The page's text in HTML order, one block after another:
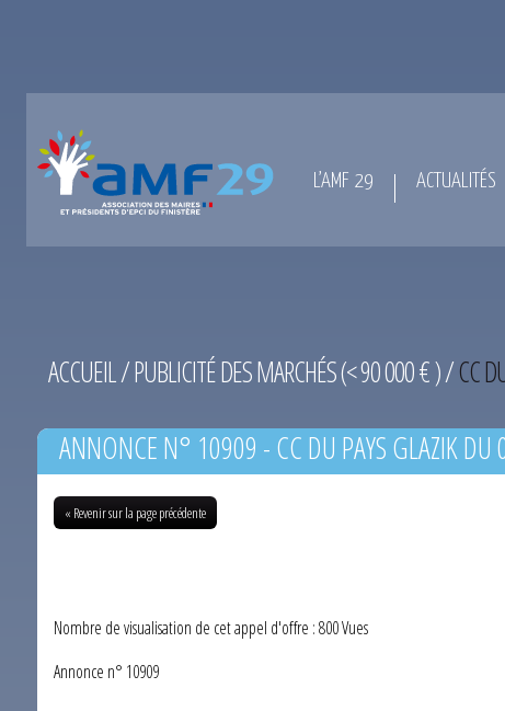
L’AMF 29 ACTUALITÉS
ACCUEIL/PUBLICITÉ DES MARCHÉS (< 90 000 € )/CC
ANNONCE N° 10909 - CC DU PAYS GLAZIK
« Revenir sur la page précédente
Nombre de visualisation de cet appel d'offre : 800 Vues
Annonce n° 10909